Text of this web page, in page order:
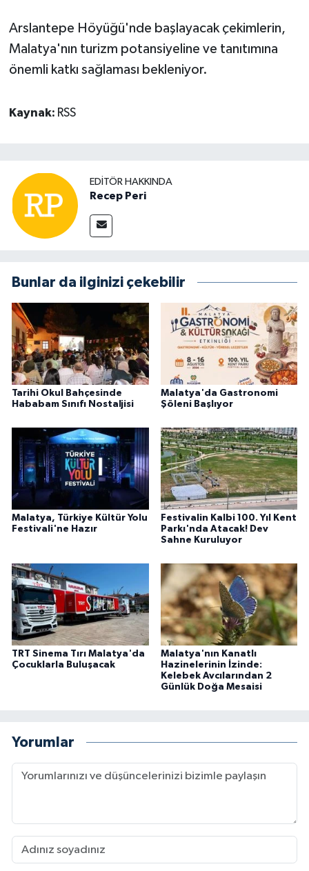
Arslantepe Höyüğü'nde başlayacak çekimlerin,
Malatya'nın turizm potansiyeline ve tanıtımına
önemli katkı sağlaması bekleniyor.
Kaynak: RSS
EDITÖR HAKKINDA
Recep Peri
Bunlar da ilginizi çekebilir
Tarihi Okul Bahçesinde
Hababam Sınıfı Nostaljisi
Malatya'da Gastronomi
Şöleni Başlıyor
Malatya, Türkiye Kültür Yolu
Festivali'ne Hazır
Festivalin Kalbi 100. Yıl Kent
Parkı'nda Atacak! Dev
Sahne Kuruluyor
TRT Sinema Tırı Malatya'da
Çocuklarla Buluşacak
Malatya'nın Kanatlı
Hazinelerinin İzinde:
Kelebek Avcılarından 2
Günlük Doğa Mesaisi
Yorumlar